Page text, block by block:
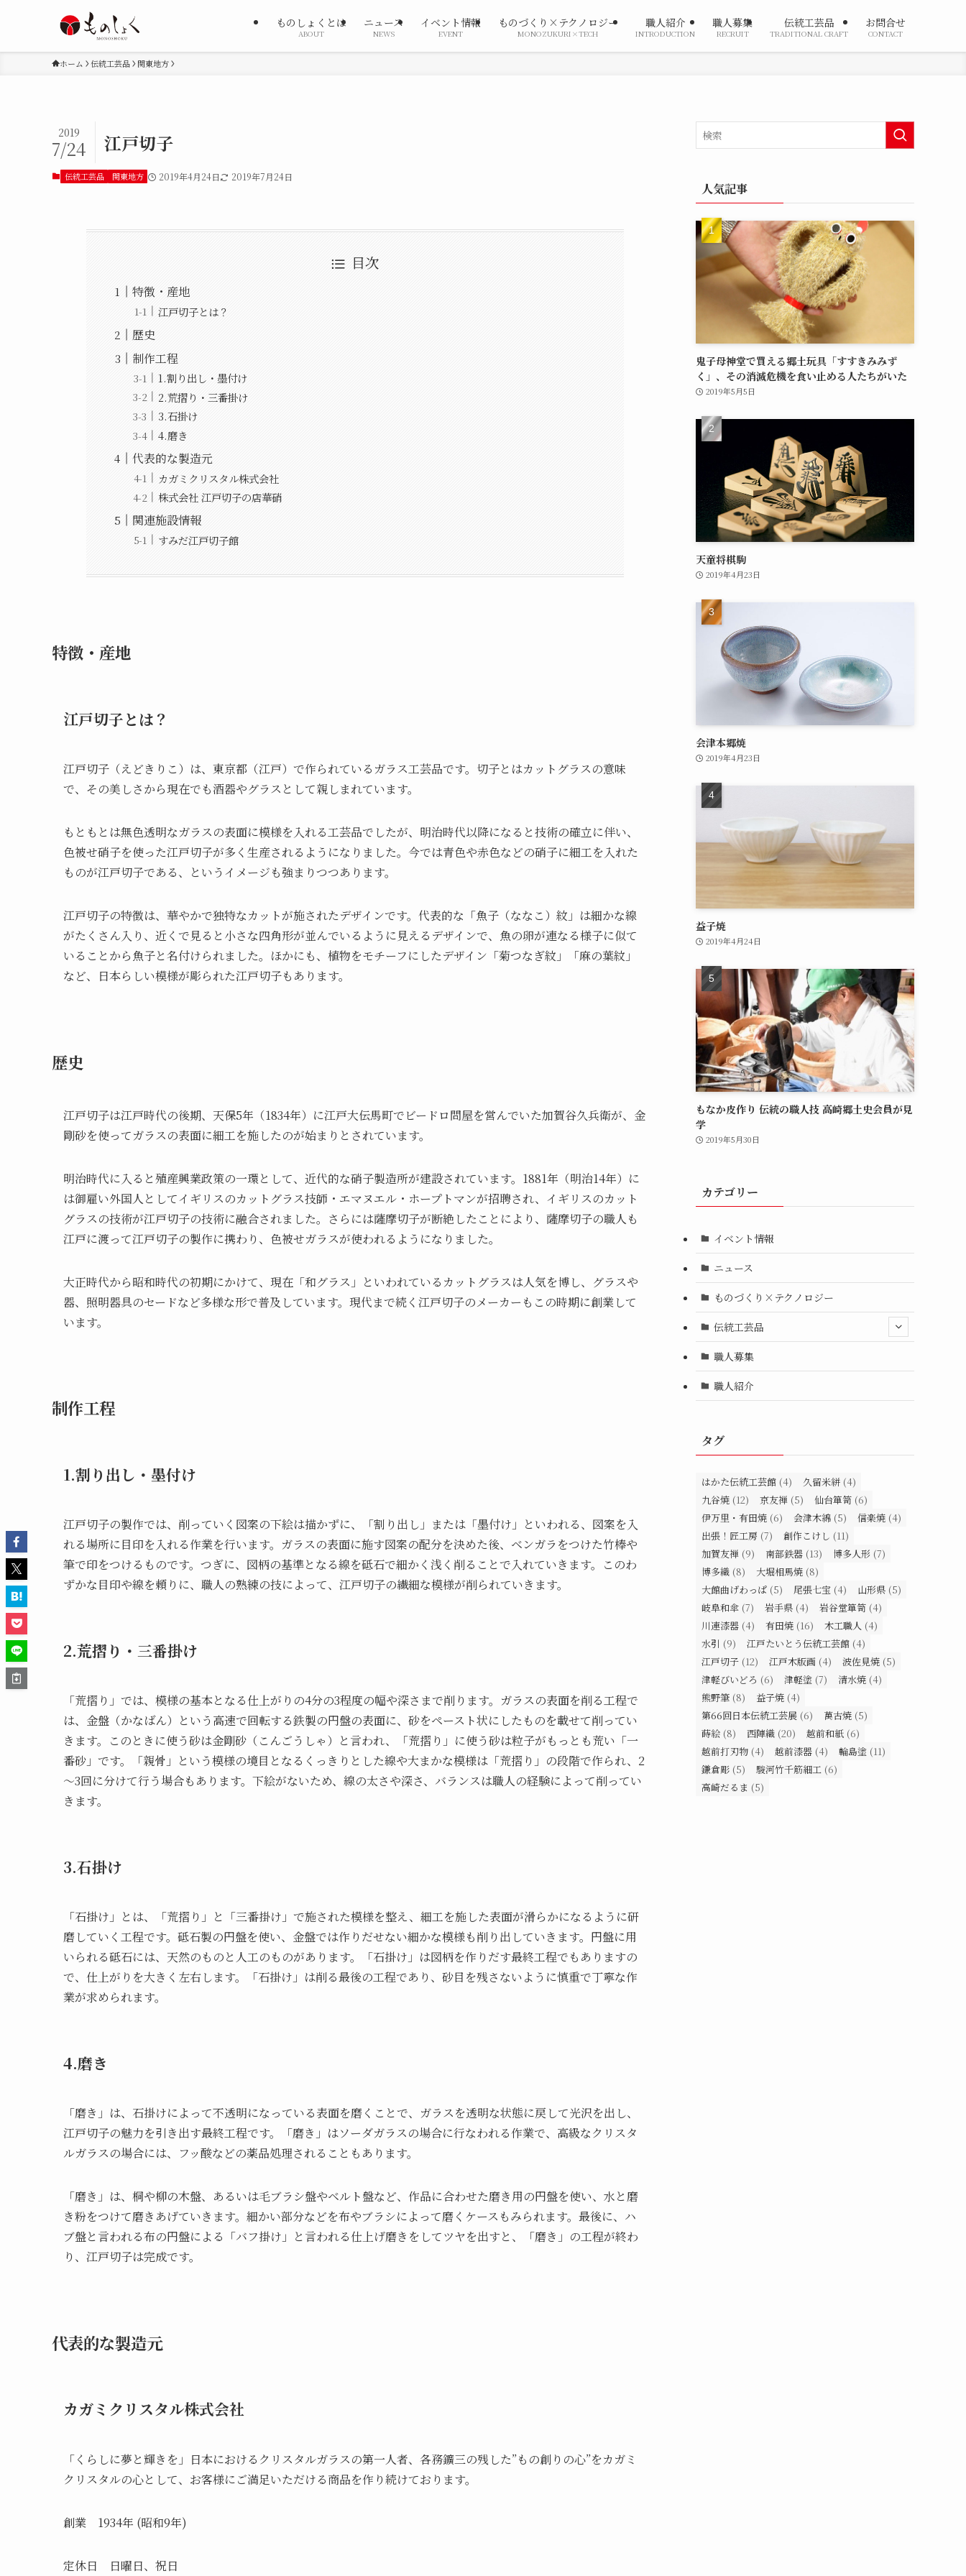
ものしょくとは
ABOUT
ニュース
NEWS
イベント情報
EVENT
ものづくり×テクノロジー
MONOZUKURI×TECH
職人紹介
INTRODUCTION
職人募集
RECRUIT
伝統工芸品
TRADITIONAL CRAFT
お問合せ
CONTACT
ホーム 伝統工芸品 関東地方
江戸切子
2019
7/24
伝統工芸品 関東地方 2019年4月24日 2019年7月24日
目次
特徴・産地
江戸切子とは？
歴史
制作工程
1.割り出し・墨付け
2.荒摺り・三番掛け
3.石掛け
4.磨き
代表的な製造元
カガミクリスタル株式会社
株式会社 江戸切子の店華硝
関連施設情報
すみだ江戸切子館
特徴・産地
江戸切子とは？
江戸切子（えどきりこ）は、東京都（江戸）で作られているガラス工芸品です。切子とはカットグラスの意味
で、その美しさから現在でも酒器やグラスとして親しまれています。
もともとは無色透明なガラスの表面に模様を入れる工芸品でしたが、明治時代以降になると技術の確立に伴い、
色被せ硝子を使った江戸切子が多く生産されるようになりました。今では青色や赤色などの硝子に細工を入れた
ものが江戸切子である、というイメージも強まりつつあります。
江戸切子の特徴は、華やかで独特なカットが施されたデザインです。代表的な「魚子（ななこ）紋」は細かな線
がたくさん入り、近くで見ると小さな四角形が並んでいるように見えるデザインで、魚の卵が連なる様子に似て
いることから魚子と名付けられました。ほかにも、植物をモチーフにしたデザイン「菊つなぎ紋」「麻の葉紋」
など、日本らしい模様が彫られた江戸切子もあります。
歴史
江戸切子は江戸時代の後期、天保5年（1834年）に江戸大伝馬町でビードロ問屋を営んでいた加賀谷久兵衛が、金
剛砂を使ってガラスの表面に細工を施したのが始まりとされています。
明治時代に入ると殖産興業政策の一環として、近代的な硝子製造所が建設されています。1881年（明治14年）に
は御雇い外国人としてイギリスのカットグラス技師・エマヌエル・ホープトマンが招聘され、イギリスのカット
グラスの技術が江戸切子の技術に融合されました。さらには薩摩切子が断絶したことにより、薩摩切子の職人も
江戸に渡って江戸切子の製作に携わり、色被せガラスが使われるようになりました。
大正時代から昭和時代の初期にかけて、現在「和グラス」といわれているカットグラスは人気を博し、グラスや
器、照明器具のセードなど多様な形で普及しています。現代まで続く江戸切子のメーカーもこの時期に創業して
います。
制作工程
1.割り出し・墨付け
江戸切子の製作では、削っていく図案の下絵は描かずに、「割り出し」または「墨付け」といわれる、図案を入
れる場所に目印を入れる作業を行います。ガラスの表面に施す図案の配分を決めた後、ベンガラをつけた竹棒や
筆で印をつけるものです。つぎに、図柄の基準となる線を砥石で細かく浅く削ることで入れていきます。このわ
ずかな目印や線を頼りに、職人の熟練の技によって、江戸切子の繊細な模様が削られていきます。
2.荒摺り・三番掛け
「荒摺り」では、模様の基本となる仕上がりの4分の3程度の幅や深さまで削ります。ガラスの表面を削る工程で
は、金盤（かなばん）という高速で回転する鉄製の円盤の表面に、砂をペースト状にしたものを載せて削ってい
きます。このときに使う砂は金剛砂（こんごうしゃ）と言われ、「荒摺り」に使う砂は粒子がもっとも荒い「一
番砂」です。「親骨」という模様の境目となるくっきりとした線や大まかな模様は「荒摺り」の段階で作られ、2
～3回に分けて行う場合もあります。下絵がないため、線の太さや深さ、バランスは職人の経験によって削ってい
きます。
3.石掛け
「石掛け」とは、「荒摺り」と「三番掛け」で施された模様を整え、細工を施した表面が滑らかになるように研
磨していく工程です。砥石製の円盤を使い、金盤では作りだせない細かな模様も削り出していきます。円盤に用
いられる砥石には、天然のものと人工のものがあります。「石掛け」は図柄を作りだす最終工程でもありますの
で、仕上がりを大きく左右します。「石掛け」は削る最後の工程であり、砂目を残さないように慎重で丁寧な作
業が求められます。
4.磨き
「磨き」は、石掛けによって不透明になっている表面を磨くことで、ガラスを透明な状態に戻して光沢を出し、
江戸切子の魅力を引き出す最終工程です。「磨き」はソーダガラスの場合に行なわれる作業で、高級なクリスタ
ルガラスの場合には、フッ酸などの薬品処理されることもあります。
「磨き」は、桐や柳の木盤、あるいは毛ブラシ盤やベルト盤など、作品に合わせた磨き用の円盤を使い、水と磨
き粉をつけて磨きあげていきます。細かい部分などを布やブラシによって磨くケースもみられます。最後に、ハ
ブ盤と言われる布の円盤による「バフ掛け」と言われる仕上げ磨きをしてツヤを出すと、「磨き」の工程が終わ
り、江戸切子は完成です。
代表的な製造元
カガミクリスタル株式会社
「くらしに夢と輝きを」日本におけるクリスタルガラスの第一人者、各務鑛三の残した”もの創りの心”をカガミ
クリスタルの心として、お客様にご満足いただける商品を作り続けております。
創業 1934年 (昭和9年)
定休日 日曜日、祝日
人気記事
鬼子母神堂で買える郷土玩具「すすきみみず
く」、その消滅危機を食い止める人たちがいた
2019年5月5日
天童将棋駒
2019年4月23日
会津本郷焼
2019年4月23日
益子焼
2019年4月24日
もなか皮作り 伝統の職人技 高崎郷土史会員が見
学
2019年5月30日
カテゴリー
イベント情報
ニュース
ものづくり×テクノロジー
伝統工芸品
職人募集
職人紹介
タグ
はかた伝統工芸館 (4) 久留米絣 (4)
九谷焼 (12) 京友禅 (5) 仙台箪笥 (6)
伊万里・有田焼 (6) 会津木綿 (5) 信楽焼 (4)
出張！匠工房 (7) 創作こけし (11)
加賀友禅 (9) 南部鉄器 (13) 博多人形 (7)
博多織 (8) 大堀相馬焼 (8)
大館曲げわっぱ (5) 尾張七宝 (4) 山形県 (5)
岐阜和傘 (7) 岩手県 (4) 岩谷堂箪笥 (4)
川連漆器 (4) 有田焼 (16) 木工職人 (4)
水引 (9) 江戸たいとう伝統工芸館 (4)
江戸切子 (12) 江戸木版画 (4) 波佐見焼 (5)
津軽びいどろ (6) 津軽塗 (7) 清水焼 (4)
熊野筆 (8) 益子焼 (4)
第66回日本伝統工芸展 (6) 萬古焼 (5)
蒔絵 (8) 西陣織 (20) 越前和紙 (6)
越前打刃物 (4) 越前漆器 (4) 輪島塗 (11)
鎌倉彫 (5) 駿河竹千筋細工 (6)
高崎だるま (5)